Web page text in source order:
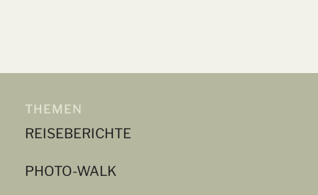
THEMEN
REISEBERICHTE
PHOTO-WALK